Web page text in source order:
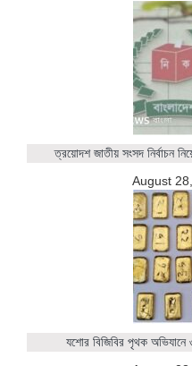
ত্রয়োদশ জাতীয় সংসদ নির্বাচন
August
যশোর বিজিবির পৃথক অভিযানে